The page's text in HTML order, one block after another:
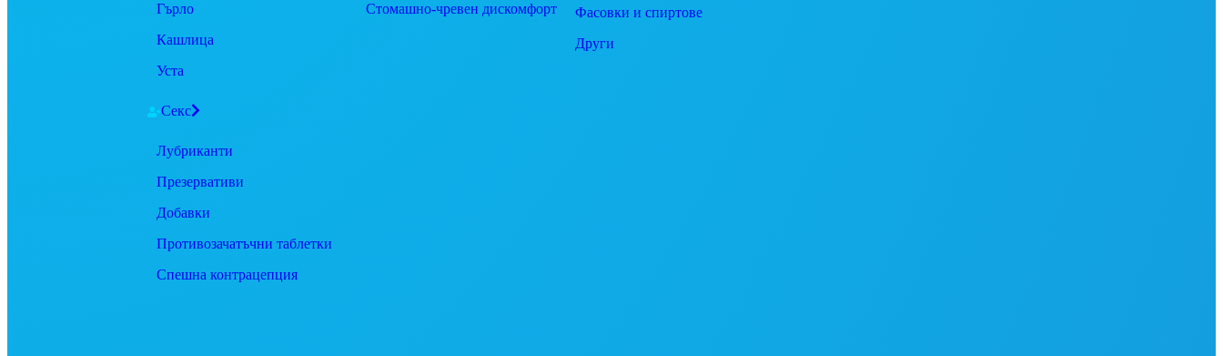
Гърло
Кашлица
Уста
Стомашно-чревен дискомфорт
Фасовки и спиртове
Други
Секс
Лубриканти
Презервативи
Добавки
Противозачатъчни таблетки
Спешна контрацепция